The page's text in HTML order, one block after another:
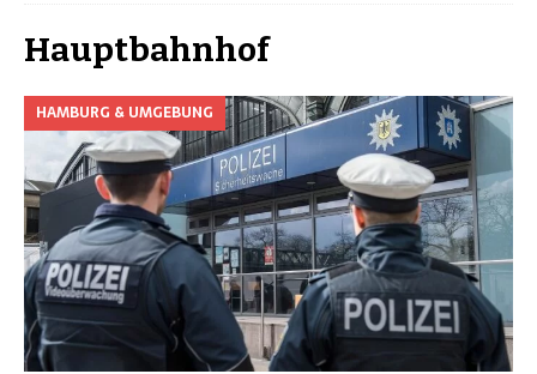
Hauptbahnhof
HAMBURG & UMGEBUNG